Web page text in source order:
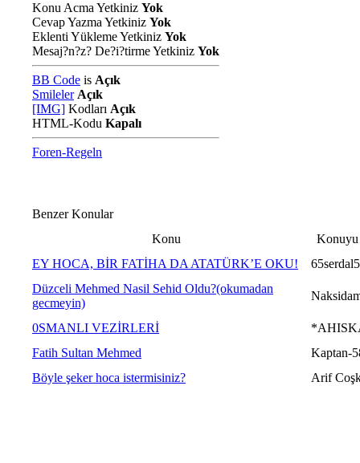
Konu Acma Yetkiniz Yok
Cevap Yazma Yetkiniz Yok
Eklenti Yükleme Yetkiniz Yok
Mesaj?n?z? De?i?tirme Yetkiniz Yok
BB Code is Açık
Smileler Açık
[IMG] Kodları Açık
HTML-Kodu Kapalı
Foren-Regeln
Benzer Konular
Konu
Konuyu
EY HOCA, BİR FATİHA DA ATATÜRK’E OKU!
Düzceli Mehmed Nasil Sehid Oldu?(okumadan
gecmeyin)
0SMANLI VEZİRLERİ
Fatih Sultan Mehmed
Kaptan-
Böyle şeker hoca istermisiniz?
Arif